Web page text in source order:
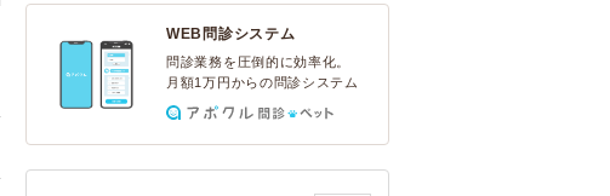
WEB問診システム
問診業務を圧倒的に効率化。
月額1万円からの問診システム